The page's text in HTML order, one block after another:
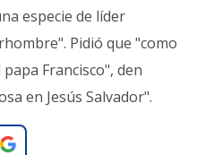
especie de líder
Pidió que "como
Francisco", den
en Jesús Salvador".